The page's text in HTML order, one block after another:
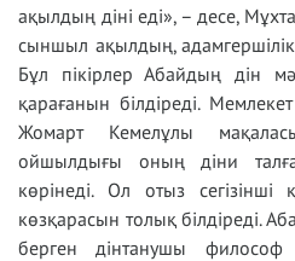
ақылдың діні еді», – десе,
сыншыл ақылдың,
Бұл пікірлер Абайдың дін
қарағанын білдіреді.
Жомарт Кемелұлы
ойшылдығы оның діни
көрінеді. Ол отыз сегізінші
көзқарасын толық білдіреді.
берген дінтанушы